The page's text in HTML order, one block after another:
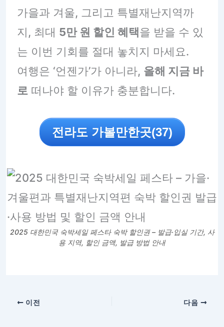
가을과 겨울, 그리고 특별재난지역까
지, 최대 5만 원 할인 혜택을 받을 수 있
는 이번 기회를 절대 놓치지 마세요.
여행은 ‘언젠가’가 아니라, 올해 지금 바
로 떠나야 할 이유가 충분합니다.
전라도 가볼만한곳(37)
2025 대한민국 숙박세일 페스타 숙박 할인권 – 발급·입실 기간, 사
용 지역, 할인 금액, 발급 방법 안내
이전 다음